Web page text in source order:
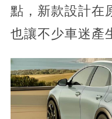
點，新款設計在
也讓不少車迷產